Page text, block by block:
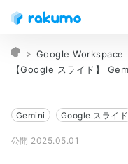
Google Workspace
Gemini Google スライド
公開 2025.05.01